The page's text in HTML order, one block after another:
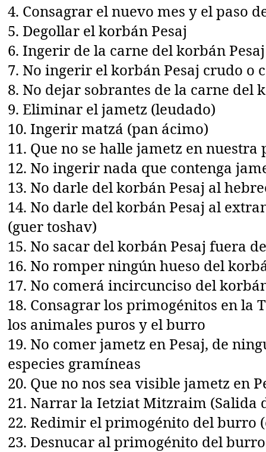
4. Consagrar el nuevo mes y el paso
5. Degollar el korbán Pesaj
6. Ingerir de la carne del korbán Pesaj
7. No ingerir el korbán Pesaj crudo o
8. No dejar sobrantes de la carne del
9. Eliminar el jametz (leudado)
10. Ingerir matzá (pan ácimo)
11. Que no se halle jametz en
12. No ingerir nada que contenga
13. No darle del korbán Pesaj al
14. No darle del korbán Pesaj al
(guer toshav)
15. No sacar del korbán Pesaj fuera
16. No romper ningún hueso del
17. No comerá incircunciso del
18. Consagrar los primogénitos en la
los animales puros y el burro
19. No comer jametz en Pesaj, de
especies gramíneas
20. Que no nos sea visible jametz en
21. Narrar la Ietziat Mitzraim (Salida
22. Redimir el primogénito del burro
23. Desnucar al primogénito del